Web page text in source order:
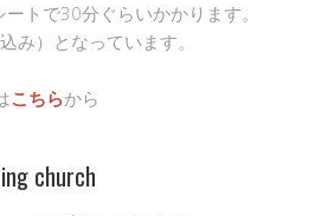
トで30分ぐらいかかります。
み）となっています。
こちらから
church